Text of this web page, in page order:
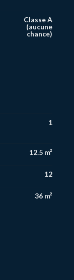
Classe A
(aucune
chance)
1
12.5 m²
12
36 m²